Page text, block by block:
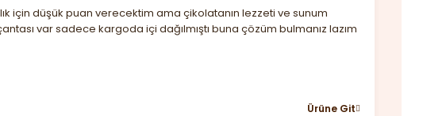
için düşük puan verecektim ama çikolatanın lezzeti ve sunum
var sadece kargoda içi dağılmıştı buna çözüm bulmanız lazım
Ürüne Git